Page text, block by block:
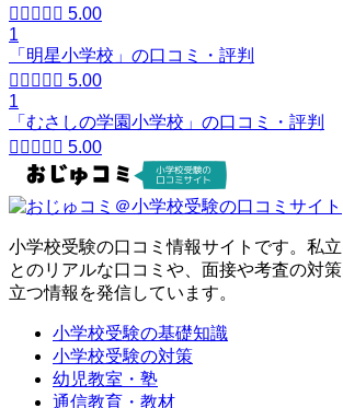
     5.00
1
「明星小学校」の口コミ・評判
     5.00
1
「むさしの学園小学校」の口コミ・評判
     5.00
小学校受験の口コミ情報サイトです。私
とのリアルな口コミや、面接や考査の対
立つ情報を発信しています。
小学校受験の基礎知識
小学校受験の対策
幼児教室・塾
通信教育・教材